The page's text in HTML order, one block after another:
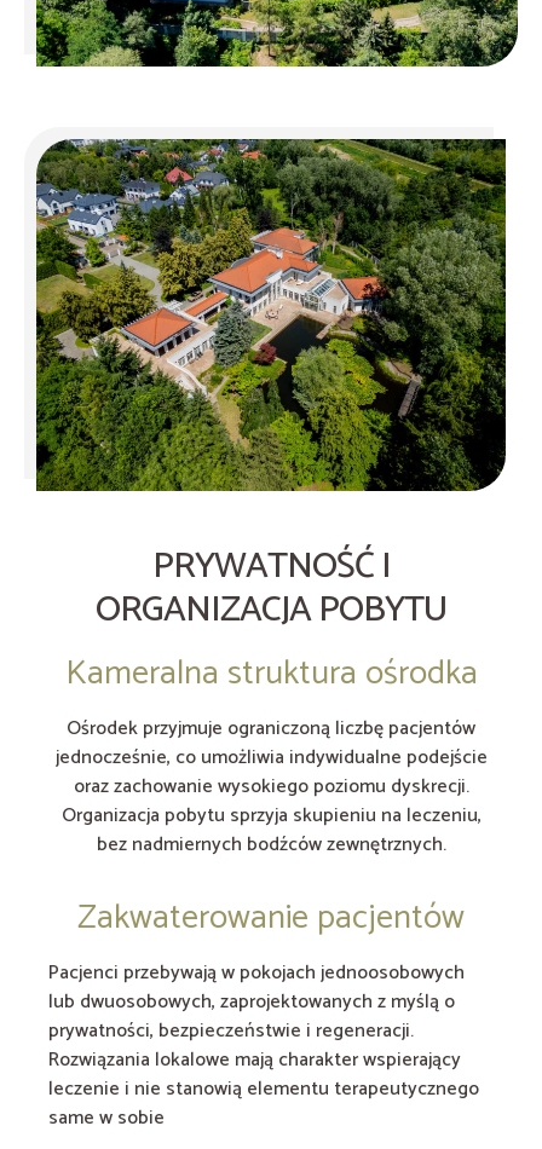
PRYWATNOŚĆ I
ORGANIZACJA POBYTU
Kameralna struktura ośrodka
Ośrodek przyjmuje ograniczoną liczbę pacjentów
jednocześnie, co umożliwia indywidualne podejście
oraz zachowanie wysokiego poziomu dyskrecji.
Organizacja pobytu sprzyja skupieniu na leczeniu,
bez nadmiernych bodźców zewnętrznych.
Zakwaterowanie pacjentów
Pacjenci przebywają w pokojach jednoosobowych
lub dwuosobowych, zaprojektowanych z myślą o
prywatności, bezpieczeństwie i regeneracji.
Rozwiązania lokalowe mają charakter wspierający
leczenie i nie stanowią elementu terapeutycznego
same w sobie